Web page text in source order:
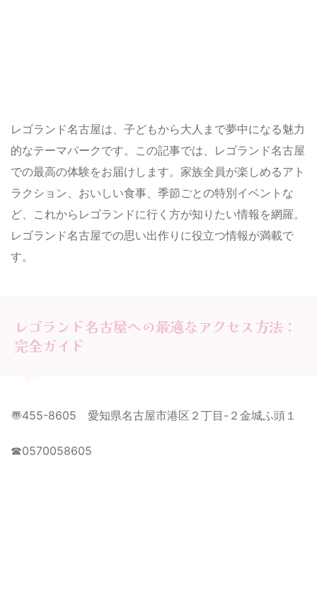
レゴランド名古屋は、子どもから大人まで夢中になる魅力
的なテーマパークです。この記事では、レゴランド名古屋
での最高の体験をお届けします。家族全員が楽しめるアト
ラクション、おいしい食事、季節ごとの特別イベントな
ど、これからレゴランドに行く方が知りたい情報を網羅。
レゴランド名古屋での思い出作りに役立つ情報が満載で
す。
レゴランド名古屋への最適なアクセス方法：
完全ガイド
〠455-8605 愛知県名古屋市港区２丁目-２金城ふ頭１
☎0570058605